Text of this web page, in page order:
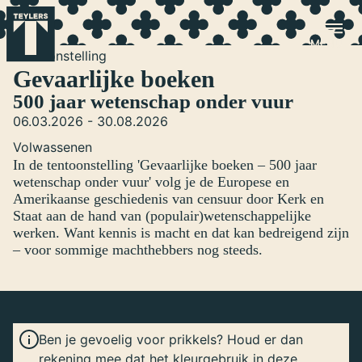
Ga naar hoofdinhoud
Tentoonstelling
Gevaarlijke boeken
500 jaar wetenschap onder vuur
06.03.2026 - 30.08.2026
Volwassenen
In de tentoonstelling 'Gevaarlijke boeken – 500 jaar
wetenschap onder vuur' volg je de Europese en
Amerikaanse geschiedenis van censuur door Kerk en
Staat aan de hand van (populair)wetenschappelijke
werken. Want kennis is macht en dat kan bedreigend zijn
– voor sommige machthebbers nog steeds.
Ben je gevoelig voor prikkels? Houd er dan
rekening mee dat het kleurgebruik in deze